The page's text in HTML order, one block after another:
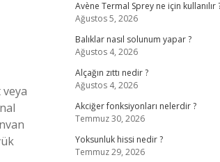
Avène Termal Sprey ne için kullanılır
Ağustos 5, 2026
Balıklar nasıl solunum yapar ?
Ağustos 4, 2026
Alçağın zıttı nedir ?
Ağustos 4, 2026
Akciğer fonksiyonları nelerdir ?
Temmuz 30, 2026
Yoksunluk hissi nedir ?
Temmuz 29, 2026